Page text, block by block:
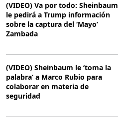
(VIDEO) Va por todo: Sheinbaum
le pedirá a Trump información
sobre la captura del ‘Mayo’
Zambada
(VIDEO) Sheinbaum le ‘toma la
palabra’ a Marco Rubio para
colaborar en materia de
seguridad